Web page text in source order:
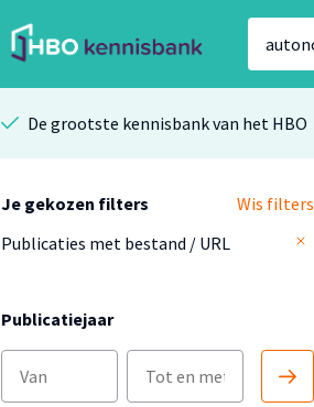
De grootste kennisbank van het HBO
Je gekozen filters
Wis filters
Publicaties met bestand / URL
Publicatiejaar